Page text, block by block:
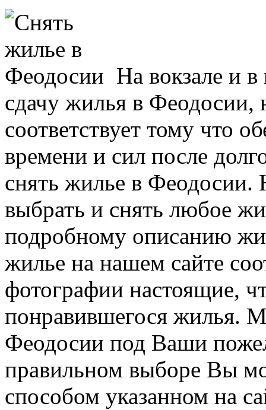
На вокзале и
сдачу жилья в Феодосии,
соответствует тому что
времени и сил после
снять жилье в
выбрать и снять любое
подробному описанию
жилье на нашем сайте
фотографии настоящие,
понравившегося жилья.
Феодосии под Ваши
правильном выборе Вы
способом указанном на